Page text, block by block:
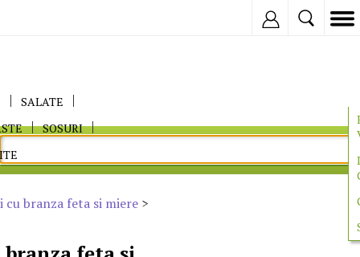
SALATE
SOSURI
branza feta si miere >